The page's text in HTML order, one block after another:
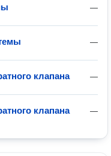
—
—
—
клапана
—
клапана